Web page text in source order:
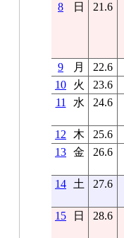
8
日 21.6
9
月 22.6
10
火 23.6
11
水 24.6
12
木
25.6
13 金 26.6
14
土 27.6
15
日 28.6